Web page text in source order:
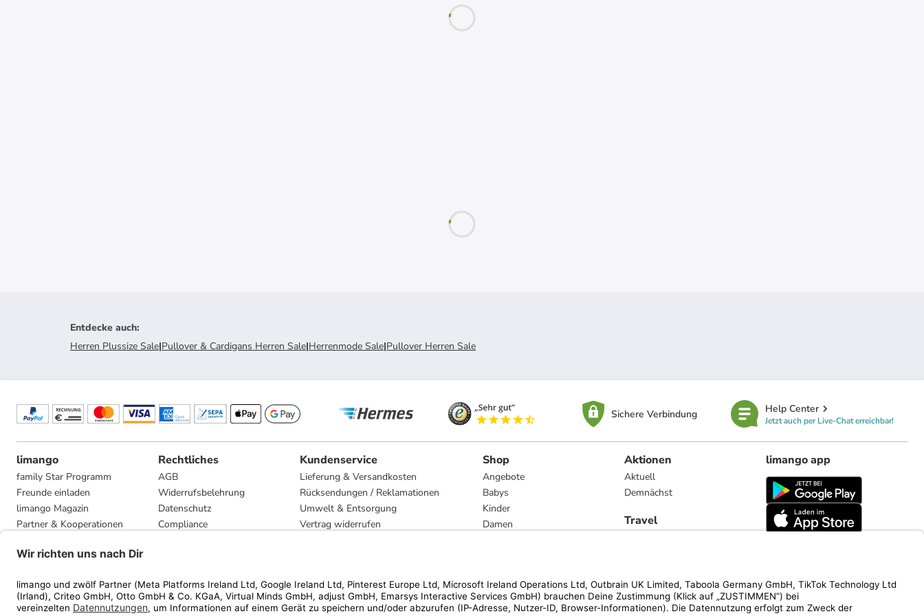
Entdecke auch:
Herren Plussize Sale|Pullover & Cardigans Herren Sale|Herrenmode Sale|Pullover Herren Sale
Sichere Verbindung Help Center
Jetzt auch per Live-Chat erreichbar!
limango
family Star Programm
Freunde einladen
limango Magazin
Partner & Kooperationen
Presse
Rechtliches
AGB
Widerrufsbelehrung
Datenschutz
Compliance
Kundenservice
Lieferung & Versandkosten
Rücksendungen / Reklamationen
Umwelt & Entsorgung
Vertrag widerrufen
Shop
Angebote
Babys
Kinder
Damen
Marken
Aktionen
Aktuell
Demnächst
Travel
limango app